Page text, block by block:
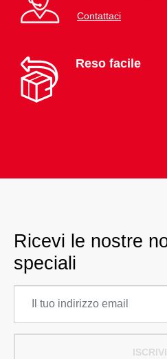
Contattaci
Reso facile
Ricevi le nostre
speciali